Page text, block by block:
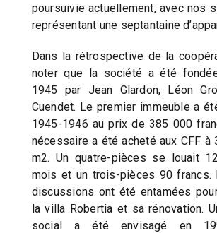
poursuivie actuellement, avec nos
représentant une septantaine
Dans la rétrospective de la
noter que la société a été
1945 par Jean Glardon, Léon
Cuendet. Le premier immeuble a
1945-1946 au prix de 385 000
nécessaire a été acheté aux CFF à
m2. Un quatre-pièces se louait
mois et un trois-pièces 90 francs.
discussions ont été entamées
la villa Robertia et sa rénovation.
social a été envisagé en